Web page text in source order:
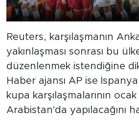
Reuters, karşılaşmanın
yakınlaşması sonrası bu
düzenlenmek istendiğine
Haber ajansı AP ise
kupa karşılaşmalarının
Arabistan'da yapılacağını